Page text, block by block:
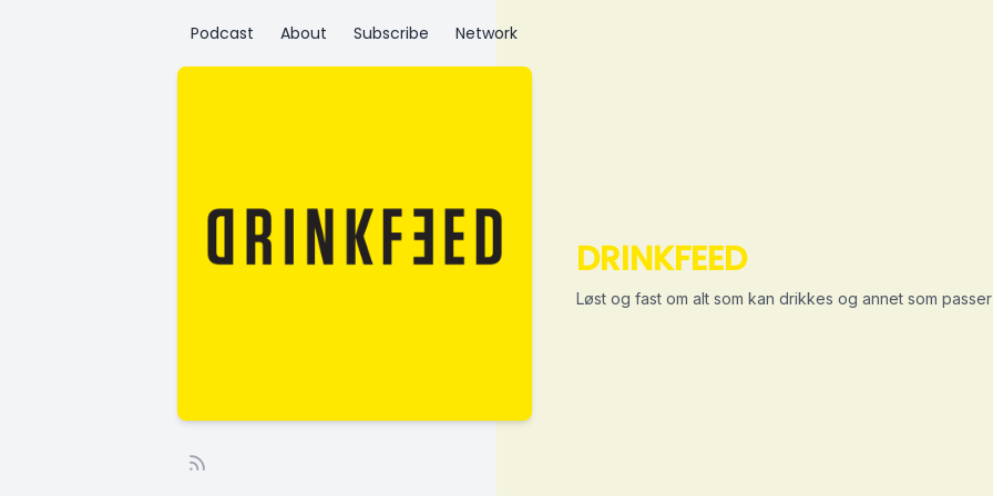
Podcast About Subscribe Network
DRINKFEED
Løst og fast om alt som kan drikkes og annet som